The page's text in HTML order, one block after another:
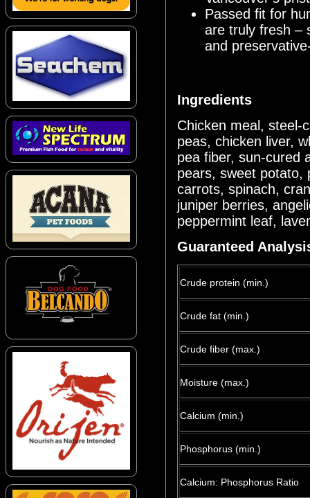
Passed fit for
are truly fresh –
and
Ingredients
Chicken meal, steel-
peas, chicken liver,
pea fiber, sun-cured
pears, sweet potato,
carrots, spinach,
juniper berries,
peppermint leaf,
Guaranteed
Crude protein (min.)
Crude fat (min.)
Crude fiber (max.)
Moisture (max.)
Calcium (min.)
Phosphorus (min.)
Calcium: Phosphorus Ratio